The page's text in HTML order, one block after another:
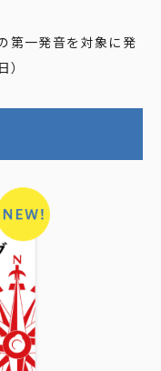
第一発音を対象に発
）